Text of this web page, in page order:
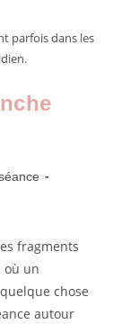
parfois dans les
fragments
où un
chose
autour